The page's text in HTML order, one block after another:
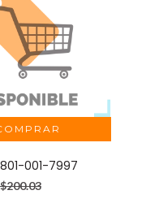
001-7997
$200.03